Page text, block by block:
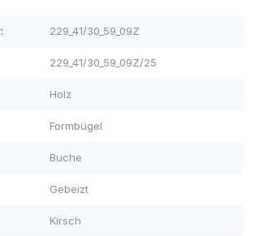
229_41/30_59_09Z
229_41/30_59_09Z/25
Holz
Formbügel
Buche
Gebeizt
Kirsch